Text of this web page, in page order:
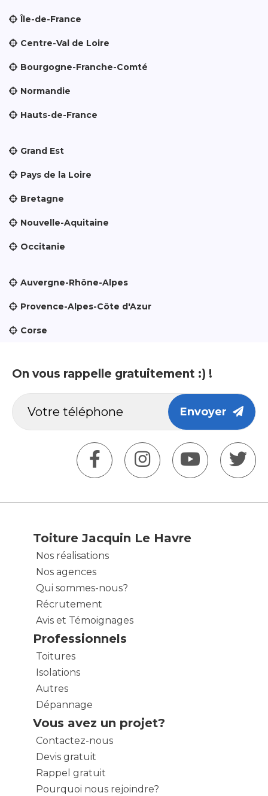
Île-de-France
Centre-Val de Loire
Bourgogne-Franche-Comté
Normandie
Hauts-de-France
Grand Est
Pays de la Loire
Bretagne
Nouvelle-Aquitaine
Occitanie
Auvergne-Rhône-Alpes
Provence-Alpes-Côte d'Azur
Corse
On vous rappelle gratuitement :) !
Envoyer
Toiture Jacquin Le Havre
Nos réalisations
Nos agences
Qui sommes-nous?
Récrutement
Avis et Témoignages
Professionnels
Toitures
Isolations
Autres
Dépannage
Vous avez un projet?
Contactez-nous
Devis gratuit
Rappel gratuit
Pourquoi nous rejoindre?